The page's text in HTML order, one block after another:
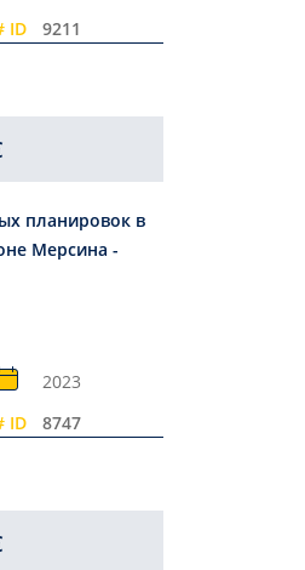
ID 9211
планировок в
Мерсина -
2023
ID 8747